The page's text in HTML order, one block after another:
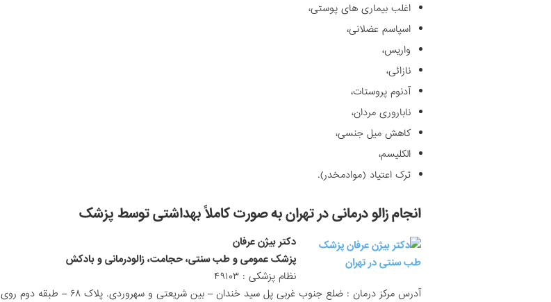
اغلب بیماری های پوستی،
اسپاسم عضلانی،
واریس،
نازائی،
آدنوم پروستات،
ناباروری مردان،
کاهش میل جنسی،
الکلیسم،
ترک اعتیاد (موادمخدر).
انجام زالو درمانی در تهران به صورت کاملاً بهداشتی توسط پزشک
دکتر بیژن عرفان
پزشک عمومی و طب سنتی، حجامت، زالودرمانی و بادکش
نظام پزشکی : ۴۹۱۰۳
آدرس مرکز درمان : ضلع جنوب غربی پل سید خندان – بین شریعتی و سهروردی. پلاک ۶۸ – طبقه دوم روی